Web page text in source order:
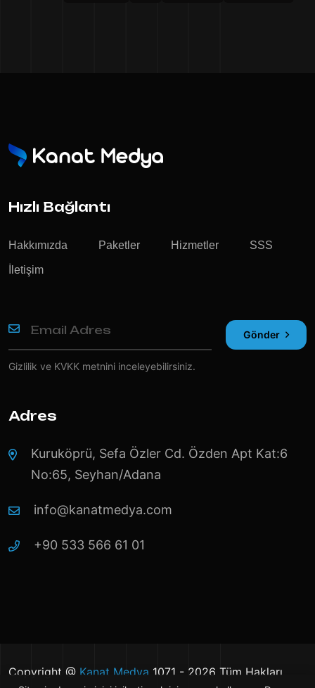
Hızlı Bağlantı
Hakkımızda Paketler Hizmetler SSS
İletişim
Gönder
Gizlilik ve KVKK metnini inceleyebilirsiniz.
Adres
Kuruköprü, Sefa Özler Cd. Özden Apt Kat:6
No:65, Seyhan/Adana
info@kanatmedya.com
+90 533 566 61 01
Copyright @ Kanat Medya 1071 - 2026 Tüm Hakları